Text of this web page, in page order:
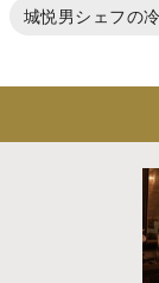
城悦男シェフの